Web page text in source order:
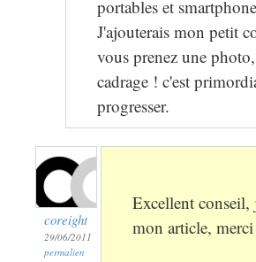
portables et
J'ajouterais mon petit
vous prenez une
cadrage ! c'est
progresser.
coreight
29/06/2011
permalien
Excellent conseil,
mon article,